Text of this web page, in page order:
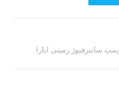
پمپ سانترفیوژ زمینی ابارا